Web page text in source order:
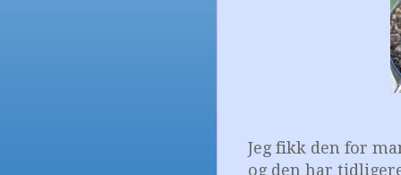
Jeg fikk den for
og den har